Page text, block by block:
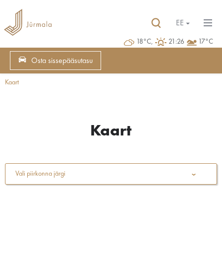
18°C, 21:26 17°C
EE
Osta sissepääsutasu
Kaart
Kaart
Vali piirkonna järgi